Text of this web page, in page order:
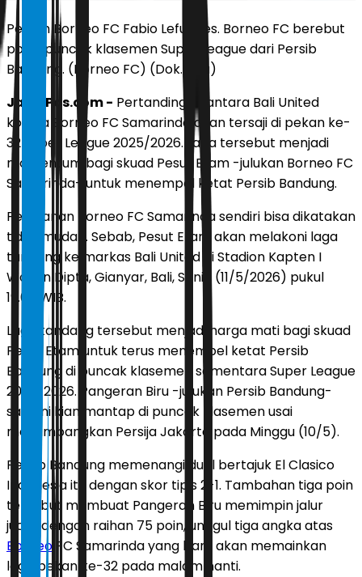
Pelatih Borneo FC Fabio Lefundes. Borneo FC berebut
posisi puncak klasemen Super League dari Persib
Bandung. (Borneo FC) (Dok. Liga)
JawaPos.com - Pertandingan antara Bali United
kontra Borneo FC Samarinda akan tersaji di pekan ke-
32 Super League 2025/2026. Laga tersebut menjadi
momentum bagi skuad Pesut Etam -julukan Borneo FC
Samarinda- untuk menempel ketat Persib Bandung.
Perjalanan Borneo FC Samarinda sendiri bisa dikatakan
tidak mudah. Sebab, Pesut Etam akan melakoni laga
tandang ke markas Bali United di Stadion Kapten I
Wayan Dipta, Gianyar, Bali, Senin (11/5/2026) pukul
19.00 WIB.
Laga tandang tersebut menjadi harga mati bagi skuad
Pesut Etam untuk terus menempel ketat Persib
Bandung di puncak klasemen sementara Super League
2025/2026. Pangeran Biru -julukan Persib Bandung-
saat ini kian mantap di puncak klasemen usai
menumbangkan Persija Jakarta pada Minggu (10/5).
Persib Bandung memenangi duel bertajuk El Clasico
Indonesia itu dengan skor tipis 2-1. Tambahan tiga poin
tersebut membuat Pangeran Biru memimpin jalur
juara dengan raihan 75 poin, unggul tiga angka atas
Borneo FC Samarinda yang baru akan memainkan
laga pekan ke-32 pada malam nanti.